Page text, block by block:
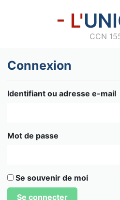
- L'
CCN
Connexion
Identifiant ou adresse e-mail
Mot de passe
Se souvenir de moi